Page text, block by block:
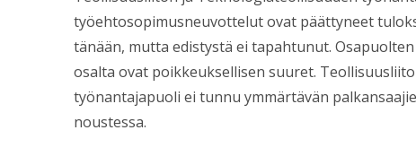
työehtosopimusneuvottelut ovat päättyneet
tänään, mutta edistystä ei tapahtunut.
osalta ovat poikkeuksellisen suuret.
työnantajapuoli ei tunnu ymmärtävän
noustessa.